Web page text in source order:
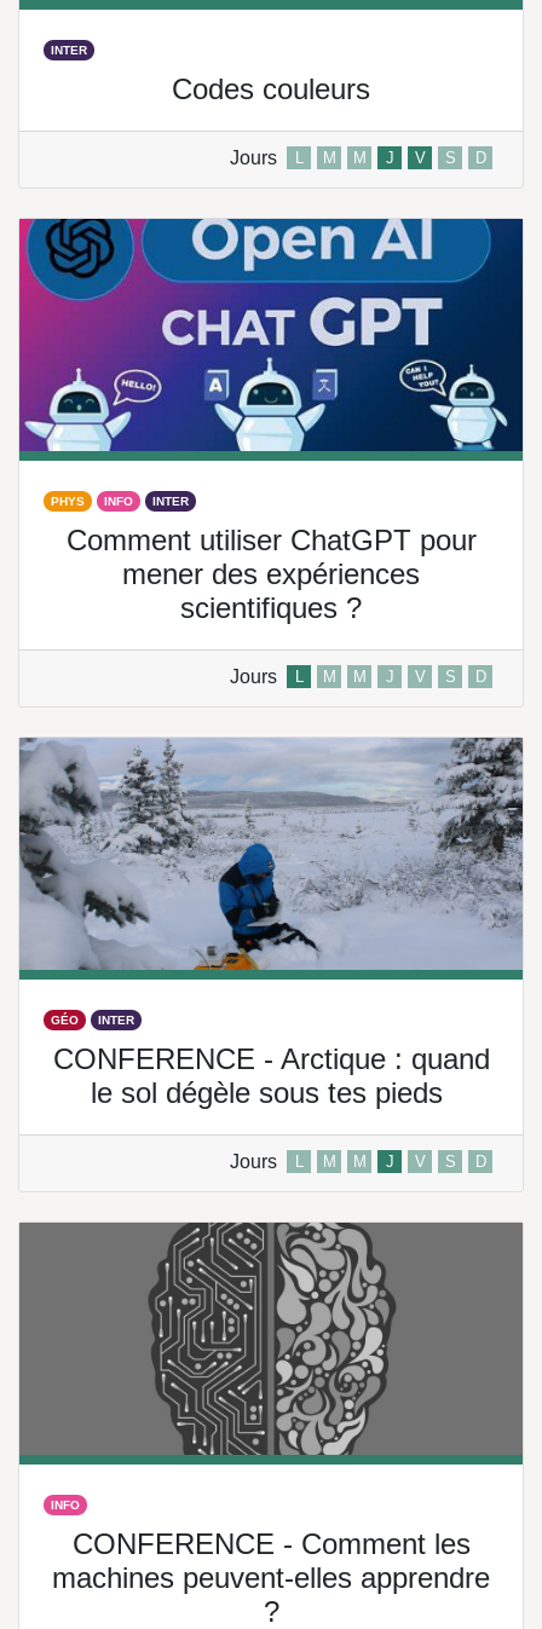
INTER
Codes couleurs
Jours L M M J V S D
PHYS INFO INTER
Comment utiliser ChatGPT pour
mener des expériences
scientifiques ?
Jours L M M J V S D
GÉO INTER
CONFERENCE - Arctique : quand
le sol dégèle sous tes pieds
Jours L M M J V S D
INFO
CONFERENCE - Comment les
machines peuvent-elles apprendre
?